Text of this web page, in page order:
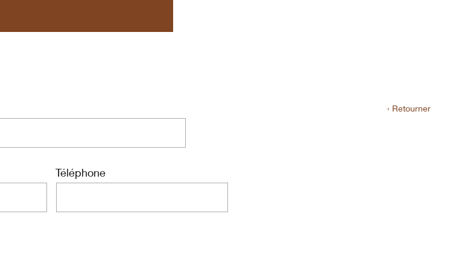
‹ Retourner
Téléphone